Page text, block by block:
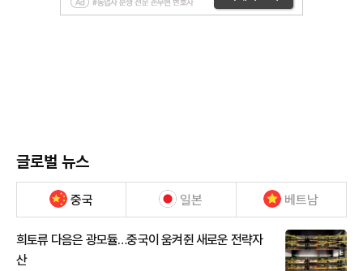
글로벌 뉴스
중국 일본 베트남
희토류 다음은 광모듈…중국이 움켜쥔 새로운 전략자
산